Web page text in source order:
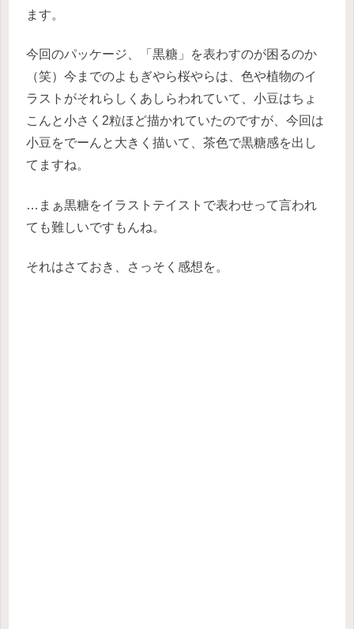
ます。
今回のパッケージ、「黒糖」を表わすのが困るのか
（笑）今までのよもぎやら桜やらは、色や植物のイ
ラストがそれらしくあしらわれていて、小豆はちょ
こんと小さく2粒ほど描かれていたのですが、今回は
小豆をでーんと大きく描いて、茶色で黒糖感を出し
てますね。
…まぁ黒糖をイラストテイストで表わせって言われ
ても難しいですもんね。
それはさておき、さっそく感想を。